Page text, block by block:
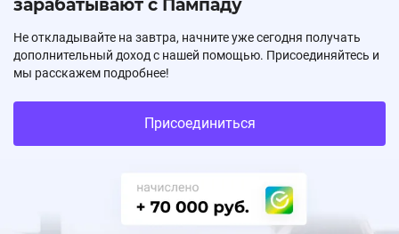
зарабатывают с Пампаду
Не откладывайте на завтра, начните уже сегодня получать
дополнительный доход с нашей помощью. Присоединяйтесь и
мы расскажем подробнее!
Присоединиться